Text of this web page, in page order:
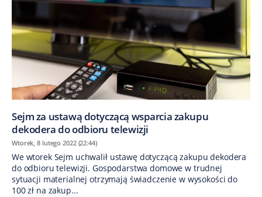
​Sejm za ustawą dotyczącą wsparcia zakupu
dekodera do odbioru telewizji
Wtorek, 8 lutego 2022 (22:44)
We wtorek Sejm uchwalił ustawę dotyczącą zakupu dekodera
do odbioru telewizji. Gospodarstwa domowe w trudnej
sytuacji materialnej otrzymają świadczenie w wysokości do
100 zł na zakup...